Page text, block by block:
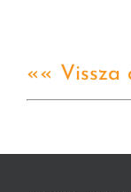
«« Vissza